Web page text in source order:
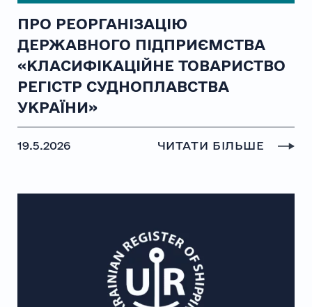
ПРО РЕОРГАНІЗАЦІЮ
ДЕРЖАВНОГО ПІДПРИЄМСТВА
«КЛАСИФІКАЦІЙНЕ ТОВАРИСТВО
РЕГІСТР СУДНОПЛАВСТВА
УКРАЇНИ»
19.5.2026 ЧИТАТИ БІЛЬШЕ